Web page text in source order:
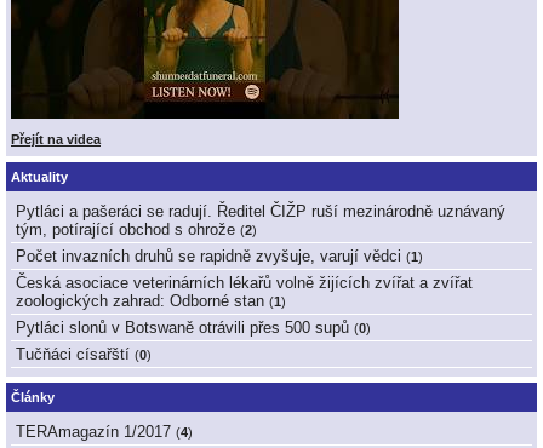
Přejít na videa
Aktuality
Pytláci a pašeráci se radují. Ředitel ČIŽP ruší mezinárodně uznávaný
tým, potírající obchod s ohrože (2)
Počet invazních druhů se rapidně zvyšuje, varují vědci (1 )
Česká asociace veterinárních lékařů volně žijících zvířat a zvířat
zoologických zahrad: Odborné stan (1 )
Pytláci slonů v Botswaně otrávili přes 500 supů (0)
Tučňáci císařští (0)
Články
TERAmagazín 1/2017 (4)